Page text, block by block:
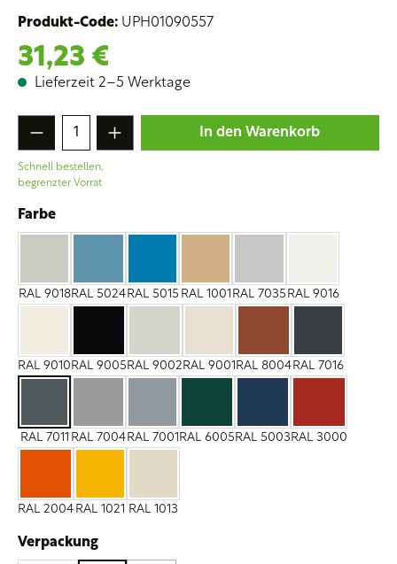
Produkt-Code: UPH01090557
31,23 €
Lieferzeit 2–5 Werktage
Produkt Anzahl: Gib den gewünschten
In den Warenkorb
Schnell bestellen,
begrenzter Vorrat
Farbeauswählen
RAL 9018RAL 5024RAL 5015 RAL 1001 RAL 7035 RAL 9016
RAL 9010RAL 9005RAL 9002RAL 9001RAL 8004RAL 7016
RAL 7011 RAL 7004RAL 7001RAL 6005RAL 5003RAL 3000
RAL 2004 RAL 1021 RAL 1013
Verpackungauswählen